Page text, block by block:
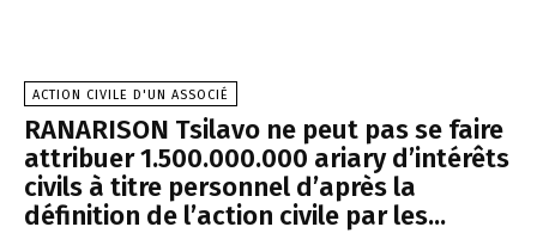
ACTION CIVILE D'UN ASSOCIÉ
RANARISON Tsilavo ne peut pas se faire
attribuer 1.500.000.000 ariary d’intérêts
civils à titre personnel d’après la
définition de l’action civile par les...